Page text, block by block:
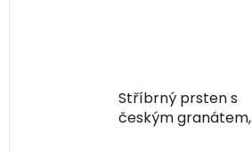
Stříbrný prsten s
českým granátem,